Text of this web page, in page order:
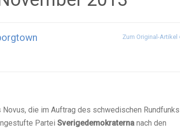
Zum Original-Artikel
die im Auftrag des schwedischen Rundfunks
Partei Sverigedemokraterna nach den